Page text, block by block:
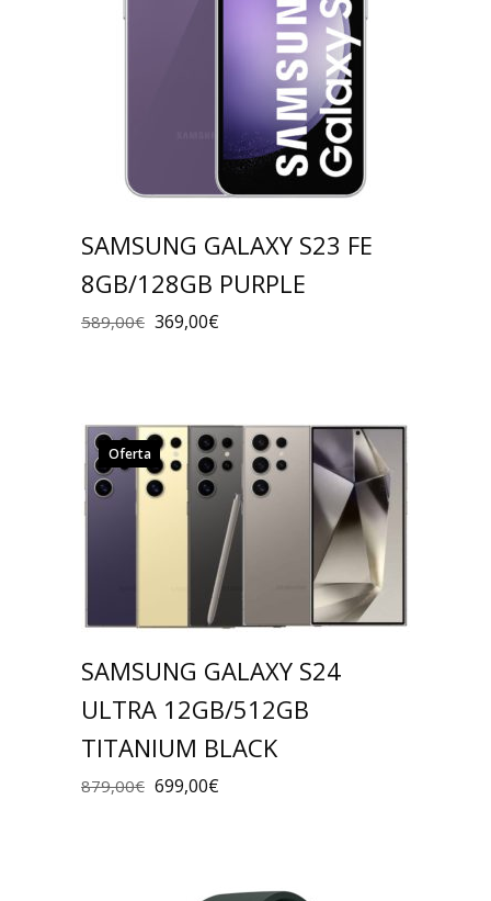
SAMSUNG GALAXY S23 FE
8GB/128GB PURPLE
589,00€ 369,00€
Oferta
SAMSUNG GALAXY S24
ULTRA 12GB/512GB
TITANIUM BLACK
879,00€ 699,00€